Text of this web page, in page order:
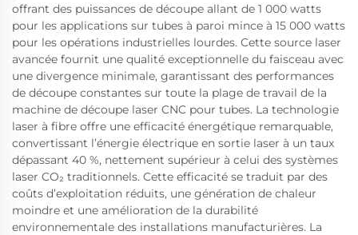
offrant des puissances de découpe allant de 1 000 watts
pour les applications sur tubes à paroi mince à 15 000 watts
pour les opérations industrielles lourdes. Cette source laser
avancée fournit une qualité exceptionnelle du faisceau avec
une divergence minimale, garantissant des performances
de découpe constantes sur toute la plage de travail de la
machine de découpe laser CNC pour tubes. La technologie
laser à fibre offre une efficacité énergétique remarquable,
convertissant l’énergie électrique en sortie laser à un taux
dépassant 40 %, nettement supérieur à celui des systèmes
laser CO₂ traditionnels. Cette efficacité se traduit par des
coûts d’exploitation réduits, une génération de chaleur
moindre et une amélioration de la durabilité
environnementale des installations manufacturières. La